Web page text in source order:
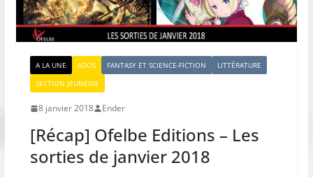
A LA UNE ADOS FANTASY ET SCIENCE-FICTION
LITTÉRATURE
SECTION JEUNESSE
8 janvier 2018 Ender
[Récap] Ofelbe Editions – Les
sorties de janvier 2018